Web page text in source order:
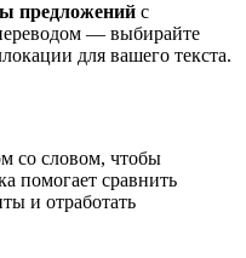
предложений с
— выбирайте
для вашего текста.
со словом, чтобы
помогает сравнить
и отработать